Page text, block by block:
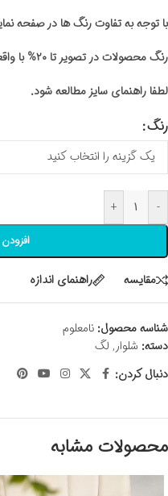
با توجه به تفاوت رنگ ها در صفحه
رنگ محصولات در تصویر تا ۲۰% با واقعیت متفاوت باشد
لطفا راهنمای سایز مطالعه شود.
رنگ
-
+
مقايسه راهنمای اندازه
شناسه محصول: نامعلوم
دسته: شلوار, لگ
دنبال کردن:
محصولات مشابه